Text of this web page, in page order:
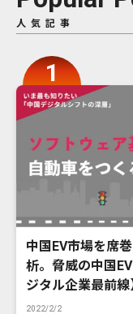
人気記事
中国EV市場を席
析。脅威の中国
ジタル企業最前線
2022/2/2